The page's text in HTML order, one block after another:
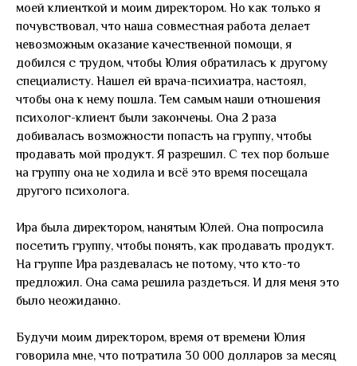
моей клиенткой и моим директором. Но как только я
почувствовал, что наша совместная работа делает
невозможным оказание качественной помощи, я
добился с трудом, чтобы Юлия обратилась к другому
специалисту. Нашел ей врача-психиатра, настоял,
чтобы она к нему пошла. Тем самым наши отношения
психолог-клиент были закончены. Она 2 раза
добивалась возможности попасть на группу, чтобы
продавать мой продукт. Я разрешил. С тех пор больше
на группу она не ходила и всё это время посещала
другого психолога.
Ира была директором, нанятым Юлей. Она попросила
посетить группу, чтобы понять, как продавать продукт.
На группе Ира раздевалась не потому, что кто-то
предложил. Она сама решила раздеться. И для меня это
было неожиданно.
Будучи моим директором, время от времени Юлия
говорила мне, что потратила 30 000 долларов за месяц